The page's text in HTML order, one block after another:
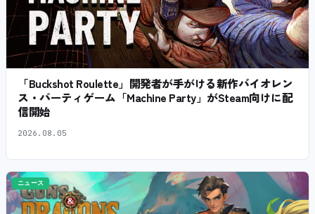
「Buckshot Roulette」開発者が手がける新作バイオレン
ス・パーティゲーム「Machine Party」がSteam向けに配
信開始
2026.08.05
ニュース